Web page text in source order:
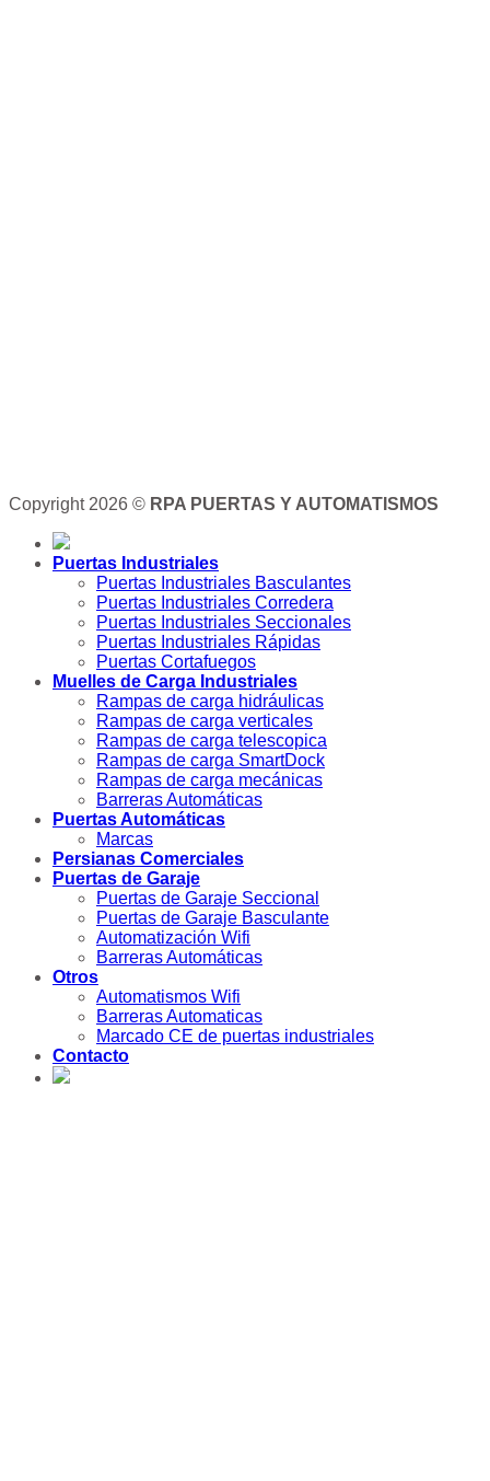
Copyright 2026 © RPA PUERTAS Y AUTOMATISMOS
Puertas Industriales
Puertas Industriales Basculantes
Puertas Industriales Corredera
Puertas Industriales Seccionales
Puertas Industriales Rápidas
Puertas Cortafuegos
Muelles de Carga Industriales
Rampas de carga hidráulicas
Rampas de carga verticales
Rampas de carga telescopica
Rampas de carga SmartDock
Rampas de carga mecánicas
Barreras Automáticas
Puertas Automáticas
Marcas
Persianas Comerciales
Puertas de Garaje
Puertas de Garaje Seccional
Puertas de Garaje Basculante
Automatización Wifi
Barreras Automáticas
Otros
Automatismos Wifi
Barreras Automaticas
Marcado CE de puertas industriales
Contacto